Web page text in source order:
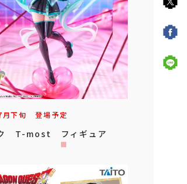
月下旬 登場予定
T-most フィギュア